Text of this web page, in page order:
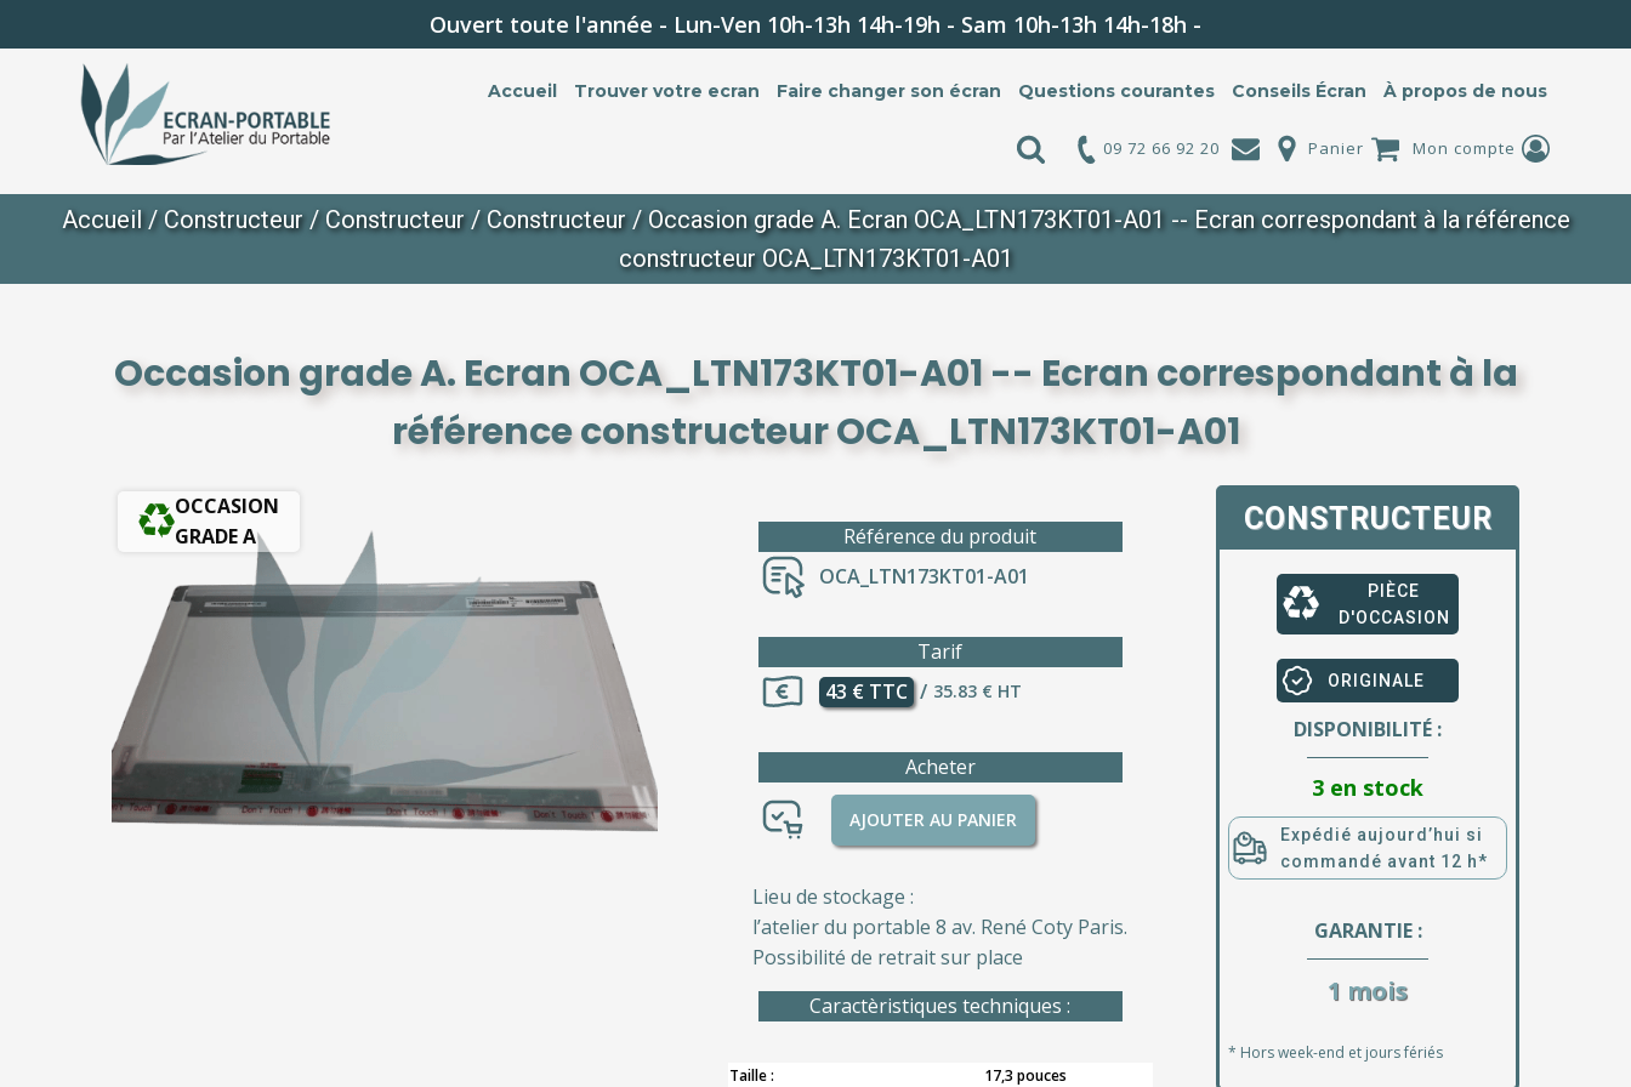
Ouvert toute l'année - Lun-Ven 10h-13h 14h-19h - Sam 10h-13h 14h-18h -
Accueil Trouver votre ecran Faire changer son écran Questions courantes Conseils Écran À propos de nous
09 72 66 92 20 Panier Mon compte
Accueil/ Constructeur/ Constructeur/ Constructeur/ Occasion grade A. Ecran OCA_LTN173KT01-A01 -- Ecran correspondant à la référence
constructeur OCA_LTN173KT01-A01
Occasion grade A. Ecran OCA_LTN173KT01-A01 -- Ecran correspondant à la
référence constructeur OCA_LTN173KT01-A01
OCCASION
GRADE A
Référence du produit
OCA_LTN173KT01-A01
Tarif
43 € TTC / 35.83 € HT
Acheter
AJOUTER AU PANIER
Lieu de stockage :
l’atelier du portable 8 av. René Coty Paris.
Possibilité de retrait sur place
Caractèristiques techniques :
Taille : 17,3 pouces
CONSTRUCTEUR
PIÈCE
D'OCCASION
ORIGINALE
DISPONIBILITÉ :
3 en stock
Expédié aujourd’hui si
commandé avant 12 h*
GARANTIE :
1 mois
* Hors week-end et jours fériés